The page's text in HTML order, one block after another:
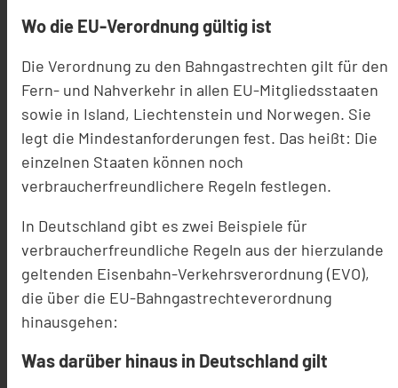
Wo die EU-Verordnung gültig ist
Die Verordnung zu den Bahngastrechten gilt für den
Fern- und Nahverkehr in allen EU-Mitgliedsstaaten
sowie in Island, Liechtenstein und Norwegen. Sie
legt die Mindestanforderungen fest. Das heißt: Die
einzelnen Staaten können noch
verbraucherfreundlichere Regeln festlegen.
In Deutschland gibt es zwei Beispiele für
verbraucherfreundliche Regeln aus der hierzulande
geltenden Eisenbahn-Verkehrsverordnung (EVO),
die über die EU-Bahngastrechteverordnung
hinausgehen:
Was darüber hinaus in Deutschland gilt